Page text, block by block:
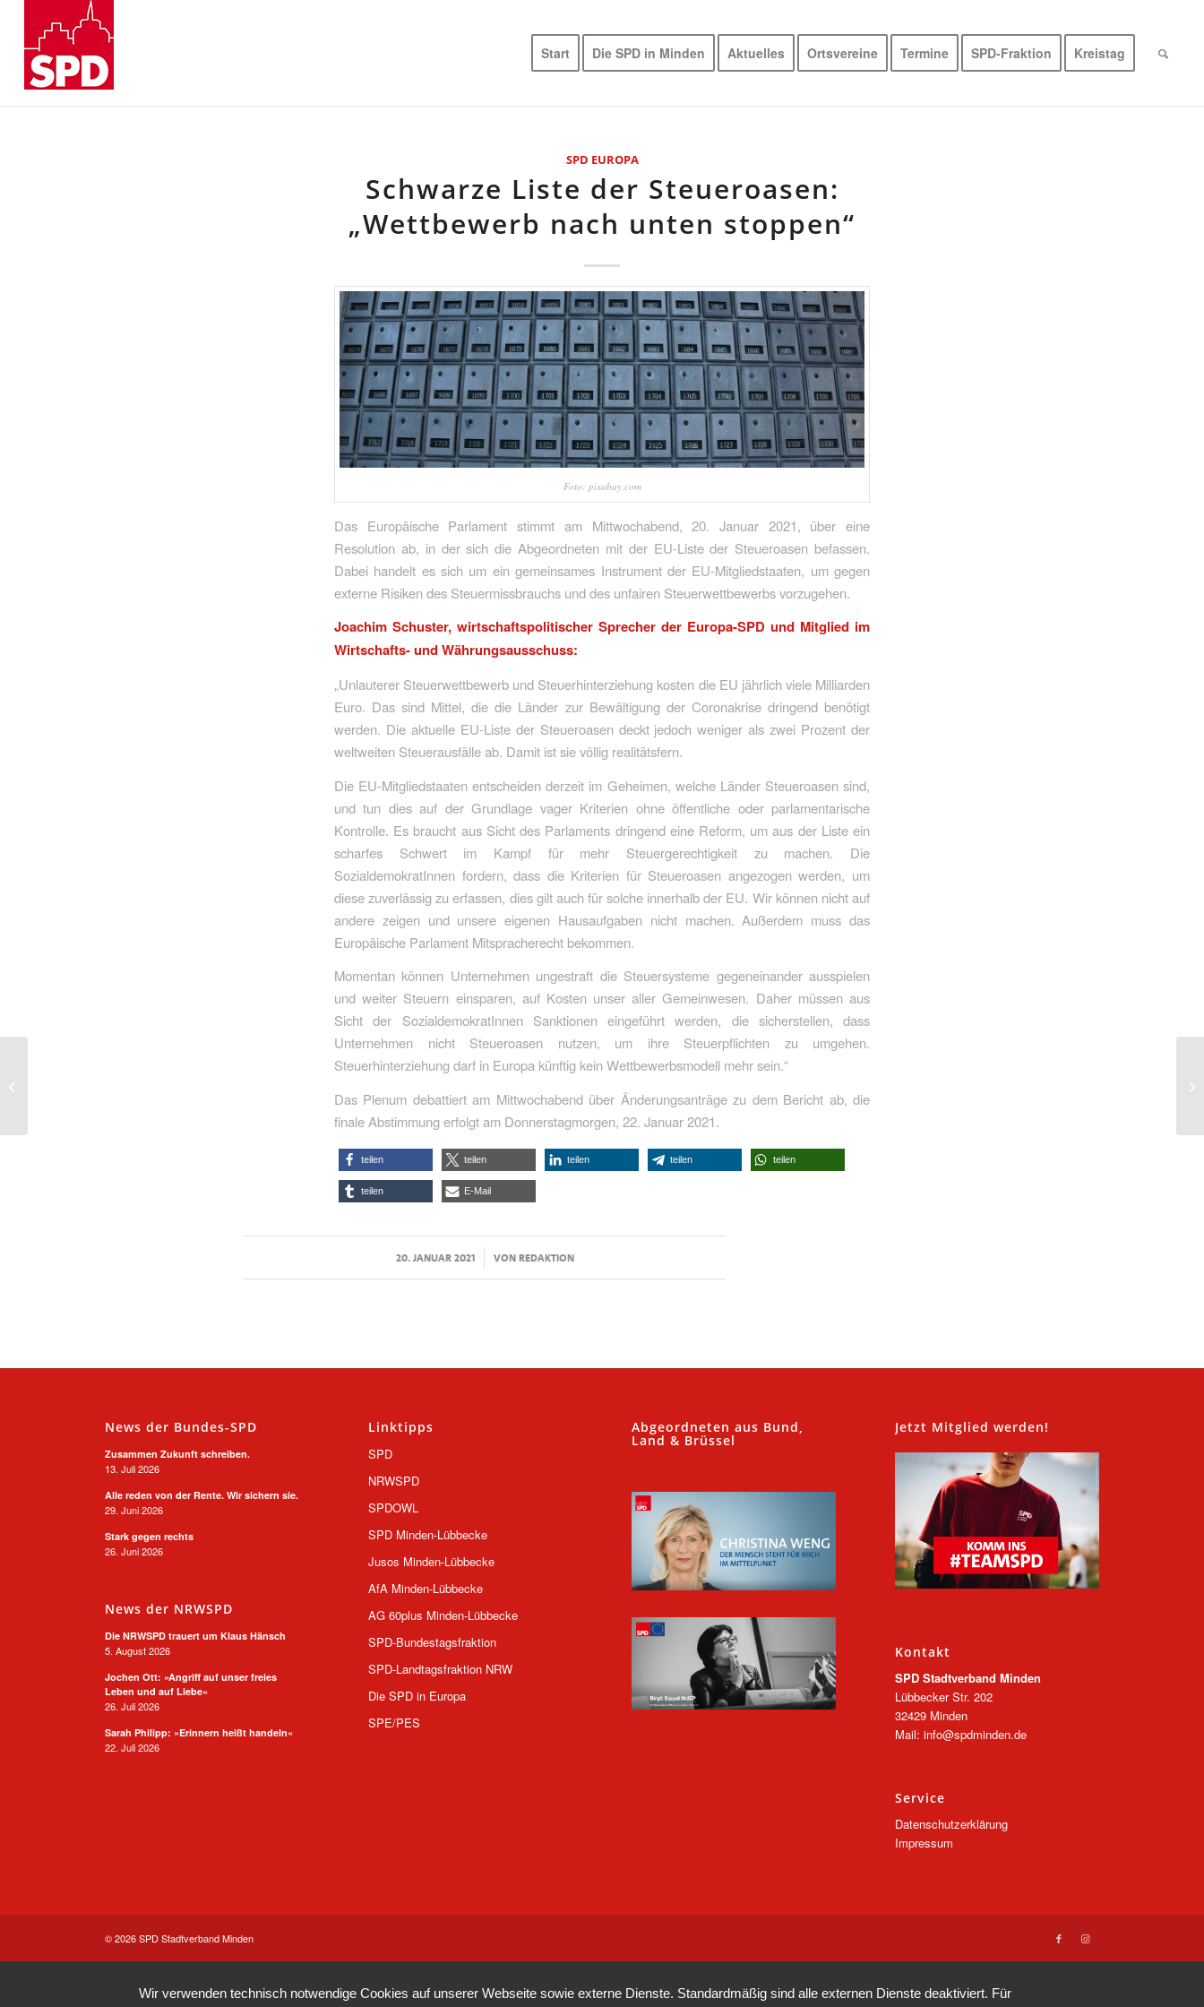
Start Die SPD in Minden Aktuelles Ortsvereine Termine SPD-Fraktion Kreistag
SPD EUROPA
Schwarze Liste der Steueroasen:
„Wettbewerb nach unten stoppen“
Foto: pixabay.com
Das Europäische Parlament stimmt am Mittwochabend, 20. Januar 2021, über eine
Resolution ab, in der sich die Abgeordneten mit der EU-Liste der Steueroasen befassen.
Dabei handelt es sich um ein gemeinsames Instrument der EU-Mitgliedstaaten, um gegen
externe Risiken des Steuermissbrauchs und des unfairen Steuerwettbewerbs vorzugehen.
Joachim Schuster, wirtschaftspolitischer Sprecher der Europa-SPD und Mitglied im
Wirtschafts- und Währungsausschuss:
„Unlauterer Steuerwettbewerb und Steuerhinterziehung kosten die EU jährlich viele Milliarden
Euro. Das sind Mittel, die die Länder zur Bewältigung der Coronakrise dringend benötigt
werden. Die aktuelle EU-Liste der Steueroasen deckt jedoch weniger als zwei Prozent der
weltweiten Steuerausfälle ab. Damit ist sie völlig realitätsfern.
Die EU-Mitgliedstaaten entscheiden derzeit im Geheimen, welche Länder Steueroasen sind,
und tun dies auf der Grundlage vager Kriterien ohne öffentliche oder parlamentarische
Kontrolle. Es braucht aus Sicht des Parlaments dringend eine Reform, um aus der Liste ein
scharfes Schwert im Kampf für mehr Steuergerechtigkeit zu machen. Die
SozialdemokratInnen fordern, dass die Kriterien für Steueroasen angezogen werden, um
diese zuverlässig zu erfassen, dies gilt auch für solche innerhalb der EU. Wir können nicht auf
andere zeigen und unsere eigenen Hausaufgaben nicht machen. Außerdem muss das
Europäische Parlament Mitspracherecht bekommen.
Momentan können Unternehmen ungestraft die Steuersysteme gegeneinander ausspielen
und weiter Steuern einsparen, auf Kosten unser aller Gemeinwesen. Daher müssen aus
Sicht der SozialdemokratInnen Sanktionen eingeführt werden, die sicherstellen, dass
Unternehmen nicht Steueroasen nutzen, um ihre Steuerpflichten zu umgehen.
Steuerhinterziehung darf in Europa künftig kein Wettbewerbsmodell mehr sein.“
Das Plenum debattiert am Mittwochabend über Änderungsanträge zu dem Bericht ab, die
finale Abstimmung erfolgt am Donnerstagmorgen, 22. Januar 2021.
teilen teilen teilen teilen teilen
teilen E-Mail
20. JANUAR 2021
/ VONREDAKTION
News der Bundes-SPD
Zusammen Zukunft schreiben.
13. Juli 2026
Alle reden von der Rente. Wir sichern sie.
29. Juni 2026
Stark gegen rechts
26. Juni 2026
News der NRWSPD
Die NRWSPD trauert um Klaus Hänsch
5. August 2026
Jochen Ott: »Angriff auf unser freies
Leben und auf Liebe«
26. Juli 2026
Sarah Philipp: »Erinnern heißt handeln«
22. Juli 2026
Linktipps
SPD
NRWSPD
SPDOWL
SPD Minden-Lübbecke
Jusos Minden-Lübbecke
AfA Minden-Lübbecke
AG 60plus Minden-Lübbecke
SPD-Bundestagsfraktion
SPD-Landtagsfraktion NRW
Die SPD in Europa
SPE/PES
Abgeordneten aus Bund,
Land & Brüssel
Jetzt Mitglied werden!
Kontakt
SPD Stadtverband Minden
Lübbecker Str. 202
32429 Minden
Mail: info@spdminden.de
Service
Datenschutzerklärung
Impressum
© 2026 SPD Stadtverband Minden
Wir verwenden technisch notwendige Cookies auf unserer Webseite sowie externe Dienste. Standardmäßig sind alle externen Dienste deaktiviert. Für